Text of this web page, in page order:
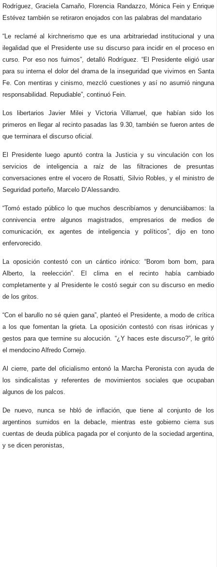
Rodríguez, Graciela Camaño, Florencia Randazzo, Mónica Fein y Enrique
Estévez también se retiraron enojados con las palabras del mandatario
“Le reclamé al kirchnerismo que es una arbitrariedad institucional y una
ilegalidad que el Presidente use su discurso para incidir en el proceso en
curso. Por eso nos fuimos”, detalló Rodríguez. “El Presidente eligió usar
para su interna el dolor del drama de la inseguridad que vivimos en Santa
Fe. Con mentiras y cinismo, mezcló cuestiones y así no asumió ninguna
responsabilidad. Repudiable”, continuó Fein.
Los libertarios Javier Milei y Victoria Villarruel, que habían sido los
primeros en llegar al recinto pasadas las 9.30, también se fueron antes de
que terminara el discurso oficial.
El Presidente luego apuntó contra la Justicia y su vinculación con los
servicios de inteligencia a raíz de las filtraciones de presuntas
conversaciones entre el vocero de Rosatti, Silvio Robles, y el ministro de
Seguridad porteño, Marcelo D’Alessandro.
“Tomó estado público lo que muchos describíamos y denunciábamos: la
connivencia entre algunos magistrados, empresarios de medios de
comunicación, ex agentes de inteligencia y políticos”, dijo en tono
enfervorecido.
La oposición contestó con un cántico irónico: “Borom bom bom, para
Alberto, la reelección”. El clima en el recinto había cambiado
completamente y al Presidente le costó seguir con su discurso en medio
de los gritos.
“Con el barullo no sé quien gana”, planteó el Presidente, a modo de crítica
a los que fomentan la grieta. La oposición contestó con risas irónicas y
gestos para que termine su alocución. “¿Y haces este discurso?”, le gritó
el mendocino Alfredo Cornejo.
Al cierre, parte del oficialismo entonó la Marcha Peronista con ayuda de
los sindicalistas y referentes de movimientos sociales que ocupaban
algunos de los palcos.
De nuevo, nunca se hbló de inflación, que tiene al conjunto de los
argentinos sumidos en la debacle, mientras este gobierno cierra sus
cuentas de deuda pública pagada por el conjunto de la sociedad argentina,
y se dicen peronistas,